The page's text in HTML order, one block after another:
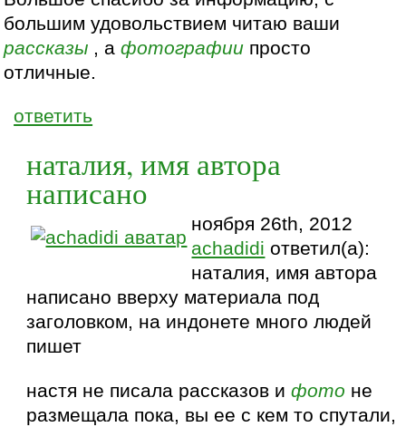
большим удовольствием читаю ваши
рассказы , афотографии просто
отличные.
ответить
наталия, имя автора
написано
ноября 26th, 2012
achadidi ответил(а):
наталия, имя автора
написано вверху материала под
заголовком, на индонете много людей
пишет
настя не писала рассказов ифото не
размещала пока, вы ее с кем то спутали,